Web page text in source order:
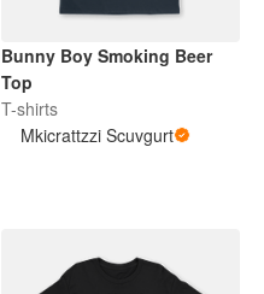
Bunny Boy Smoking Beer
Top
T-shirts
Mkicrattzzi Scuvgurt